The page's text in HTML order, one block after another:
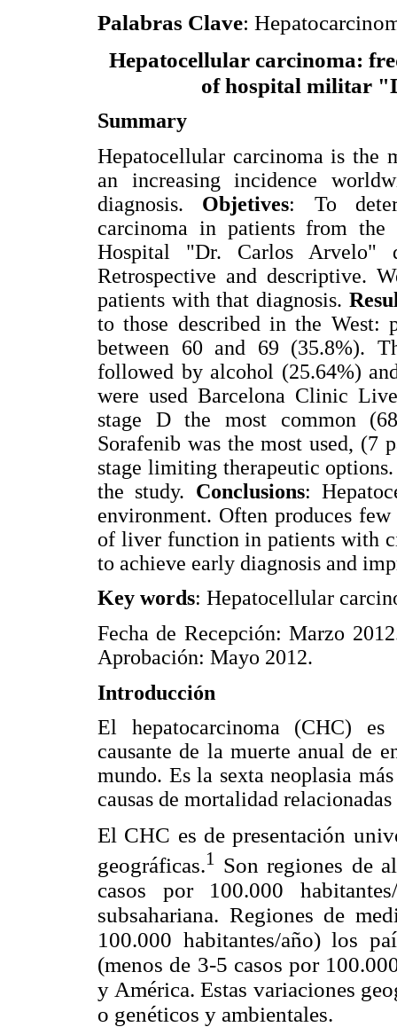
Palabras Clave:
Hepatocellular carcinoma:
of hospital militar
Summary
Hepatocellular carcinoma is the
an increasing incidence
diagnosis. Objetives: To
carcinoma in patients from
Hospital "Dr. Carlos Arvelo"
Retrospective and descriptive.
patients with that diagnosis.
to those described in the West:
between 60 and 69 (35.8%).
followed by alcohol (25.64%)
were used Barcelona Clinic
stage D the most common
Sorafenib was the most used, (7
stage limiting therapeutic
the study. Conclusions:
environment. Often produces
of liver function in patients with
to achieve early diagnosis and
Key words: Hepatocellular
Fecha de Recepción: Marzo
Aprobación: Mayo 2012.
Introducción
El hepatocarcinoma (CHC)
causante de la muerte anual de
mundo. Es la sexta neoplasia
causas de mortalidad
El CHC es de presentación
geográficas.1 Son regiones de
casos por 100.000
subsahariana. Regiones de
100.000 habitantes/año) los
(menos de 3-5 casos por
y América. Estas variaciones
o genéticos y ambientales.